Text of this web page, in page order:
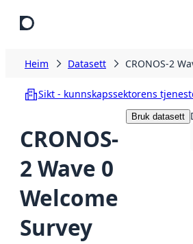
Heim Datasett CRONOS-2
Sikt - kunnskapssektorens
CRONOS-
2 Wave 0
Welcome
Survey
Bruk datasett